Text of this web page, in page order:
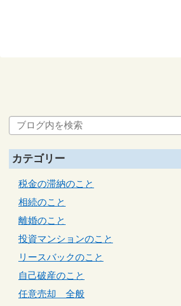
カテゴリー
税金の滞納のこと
相続のこと
離婚のこと
投資マンションのこと
リースバックのこと
自己破産のこと
任意売却 全般